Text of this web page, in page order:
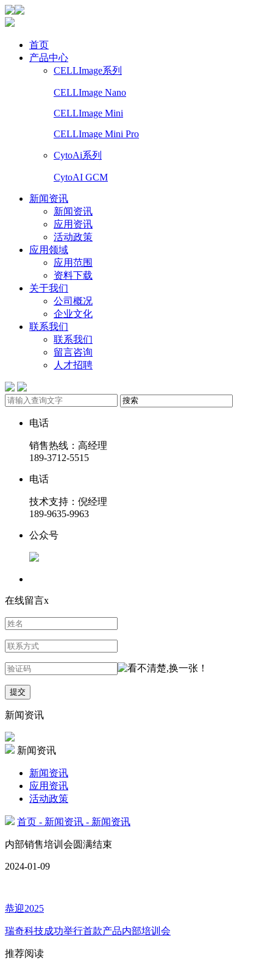
首页
产品中心
CELLImage系列
CELLImage Nano
CELLImage Mini
CELLImage Mini Pro
CytoAi系列
CytoAI GCM
新闻资讯
新闻资讯
应用资讯
活动政策
应用领域
应用范围
资料下载
关于我们
公司概况
企业文化
联系我们
联系我们
留言咨询
人才招聘
电话
销售热线：高经理
189-3712-5515
电话
技术支持：倪经理
189-9635-9963
公众号
在线留言x
新闻资讯
新闻资讯
新闻资讯
应用资讯
活动政策
首页 - 新闻资讯 - 新闻资讯
内部销售培训会圆满结束
2024-01-09
恭迎2025
瑞奇科技成功举行首款产品内部培训会
推荐阅读